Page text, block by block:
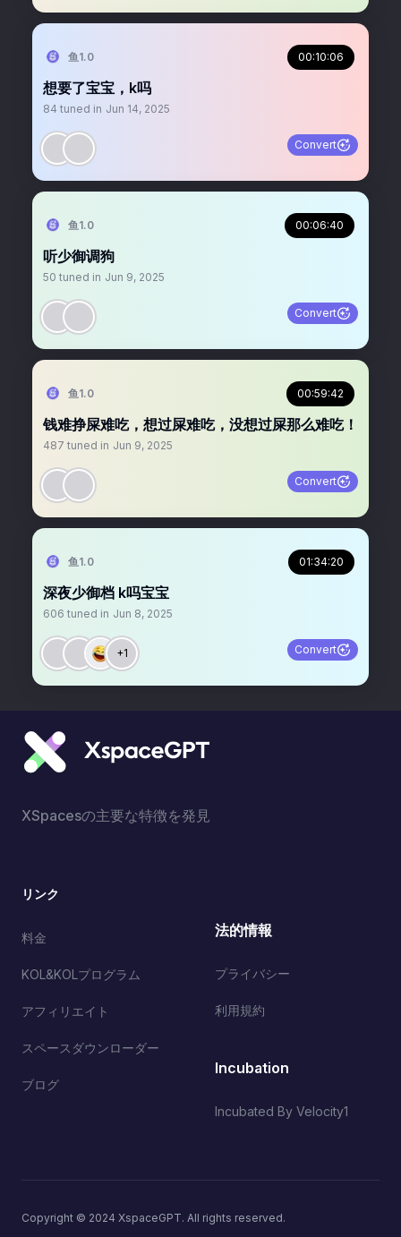
鱼1.0 00:10:06
想要了宝宝，k吗
84 tuned in Jun 14, 2025
Convert
鱼1.0 00:06:40
听少御调狗
50 tuned in Jun 9, 2025
Convert
鱼1.0 00:59:42
钱难挣屎难吃，想过屎难吃，没想过屎那么难吃！
487 tuned in Jun 9, 2025
Convert
鱼1.0 01:34:20
深夜少御档 k吗宝宝
606 tuned in Jun 8, 2025
+1 Convert
XSpacesの主要な特徴を発見
リンク
料金
KOL&KOLプログラム
アフィリエイト
スペースダウンローダー
ブログ
法的情報
プライバシー
利用規約
Incubation
Incubated By Velocity1
Copyright © 2024 XspaceGPT. All rights reserved.